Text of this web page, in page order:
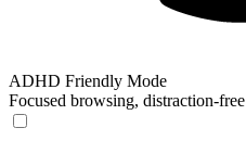
ADHD Friendly Mode
Focused browsing, distraction-free